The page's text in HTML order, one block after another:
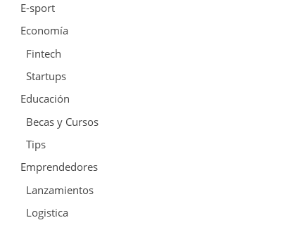
E-sport
Economía
Fintech
Startups
Educación
Becas y Cursos
Tips
Emprendedores
Lanzamientos
Logistica